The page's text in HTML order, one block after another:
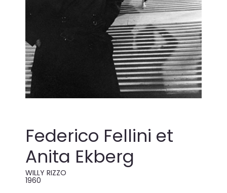
Federico Fellini et
Anita Ekberg
WILLY RIZZO
1960